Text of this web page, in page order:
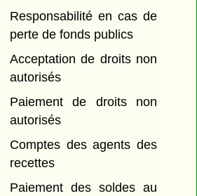
Responsabilité en cas de
perte de fonds publics
Acceptation de droits non
autorisés
Paiement de droits non
autorisés
Comptes des agents des
recettes
Paiement des soldes au